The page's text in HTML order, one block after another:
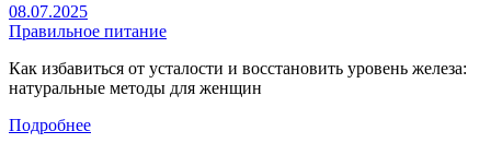
08.07.2025
Правильное питание
Как избавиться от усталости и восстановить уровень железа:
натуральные методы для женщин
Подробнее